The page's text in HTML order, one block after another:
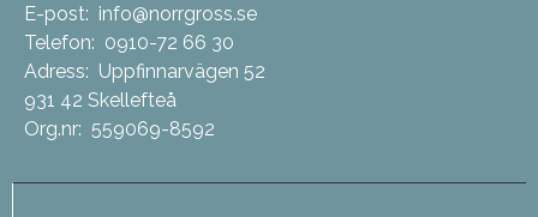
E-post: info@norrgross.se
Telefon: 0910-72 66 30
Adress: Uppfinnarvägen 52
931 42 Skellefteå
Org.nr: 559069-8592